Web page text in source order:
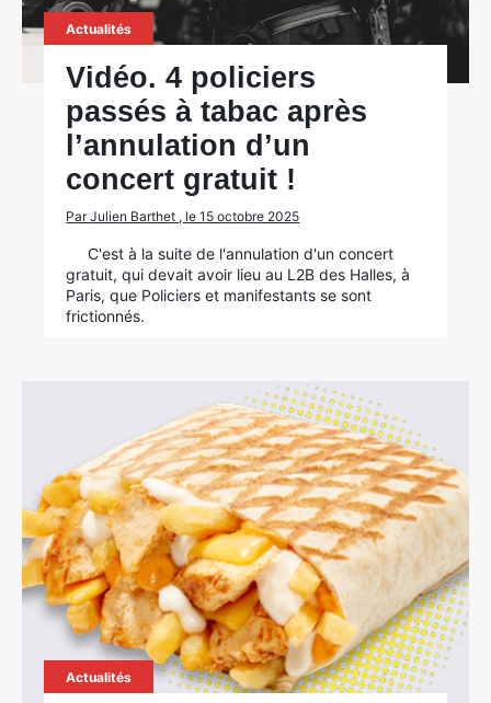
Actualités
Vidéo. 4 policiers
passés à tabac après
l’annulation d’un
concert gratuit !
Par Julien Barthet , le 15 octobre 2025
C'est à la suite de l'annulation d'un concert
gratuit, qui devait avoir lieu au L2B des Halles, à
Paris, que Policiers et manifestants se sont
frictionnés.
Actualités